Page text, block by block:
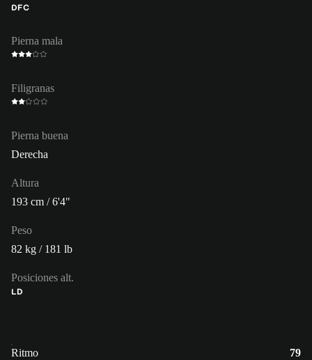
DFC
Pierna mala
Filigranas
Pierna buena
Derecha
Altura
193 cm / 6'4"
Peso
82 kg / 181 lb
Posiciones alt.
LD
Ritmo
79